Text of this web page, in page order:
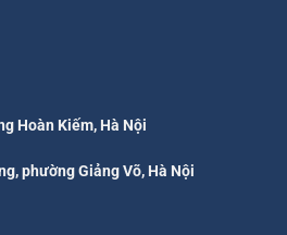
Hoàn Kiếm, Hà Nội
phường Giảng Võ, Hà Nội